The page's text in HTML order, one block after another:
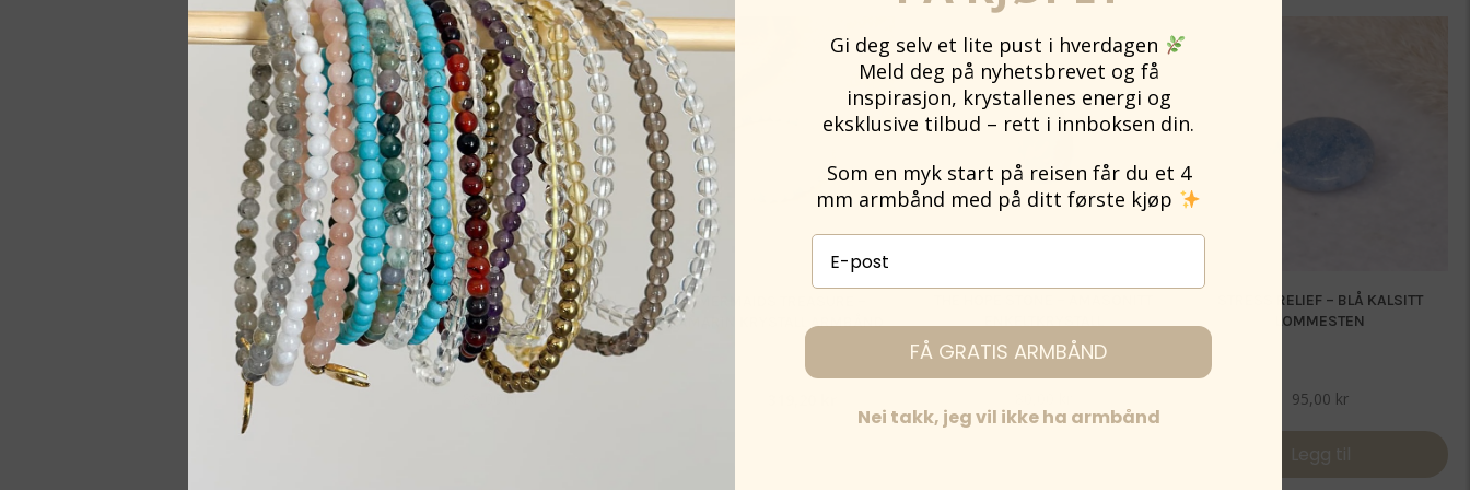
MENTAL CLARITY – FLUORITT GRØNN
ENKELTKRYSTALL
88,00kr
-20%
THE MERMAIDS TREASURE –
AKVAMARIN KRYSTALL ARMBÅND
pris
STRESS RELIEF – BLÅ KALSITT
LOMMESTEN
95,00 kr
Legg til
Gi deg selv et lite pust i hverdagen
Meld deg på nyhetsbrevet og få
inspirasjon, krystallenes energi og
eksklusive tilbud – rett i innboksen din.
Som en myk start på reisen får du et 4
mm armbånd med på ditt første kjøp
E-post påmelding
FÅ GRATIS ARMBÅND
Nei takk, jeg vil ikke ha armbånd